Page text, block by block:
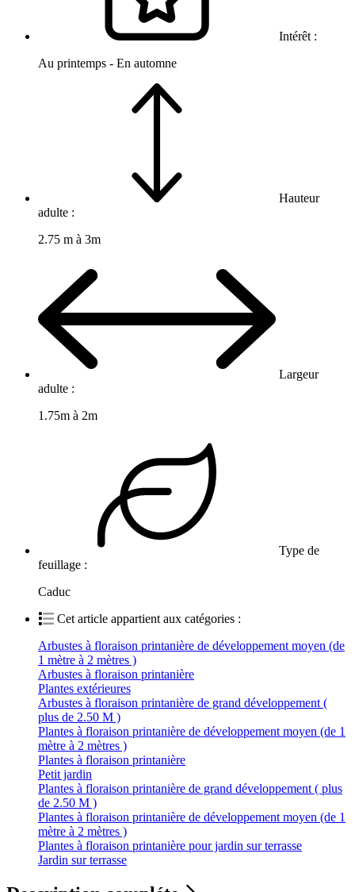
Intérêt :
Au printemps - En automne
Hauteur
adulte :
2.75 m à 3m
Largeur
adulte :
1.75m à 2m
Type de
feuillage :
Caduc
Cet article appartient aux catégories :
Arbustes à floraison printanière de développement moyen (de
1 mètre à 2 mètres )
Arbustes à floraison printanière
Plantes extérieures
Arbustes à floraison printanière de grand développement (
plus de 2.50 M )
Plantes à floraison printanière de développement moyen (de 1
mètre à 2 mètres )
Plantes à floraison printanière
Petit jardin
Plantes à floraison printanière de grand développement ( plus
de 2.50 M )
Plantes à floraison printanière de développement moyen (de 1
mètre à 2 mètres )
Plantes à floraison printanière pour jardin sur terrasse
Jardin sur terrasse